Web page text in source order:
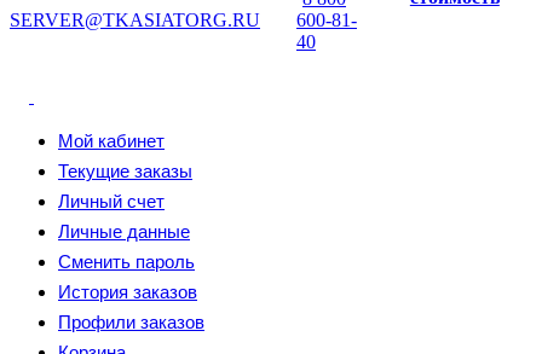
SERVER@TKASIATORG.RU
600-81-
40
Мой кабинет
Текущие заказы
Личный счет
Личные данные
Сменить пароль
История заказов
Профили заказов